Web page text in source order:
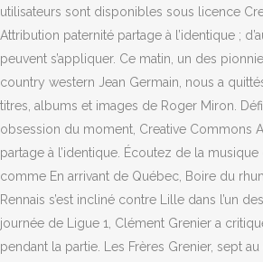
utilisateurs sont disponibles sous licence
Attribution paternité partage à l’identique ;
peuvent s’appliquer. Ce matin, un des
country western Jean Germain, nous a
titres, albums et images de Roger Miron.
obsession du moment, Creative Commons
partage à l’identique. Écoutez de la
comme En arrivant de Québec, Boire du
Rennais s’est incliné contre Lille dans l’un
journée de Ligue 1, Clément Grenier a
pendant la partie. Les Frères Grenier, sept